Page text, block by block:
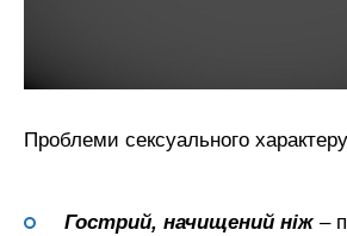
Проблеми сексуального характеру
Гострий, начищений ніж –